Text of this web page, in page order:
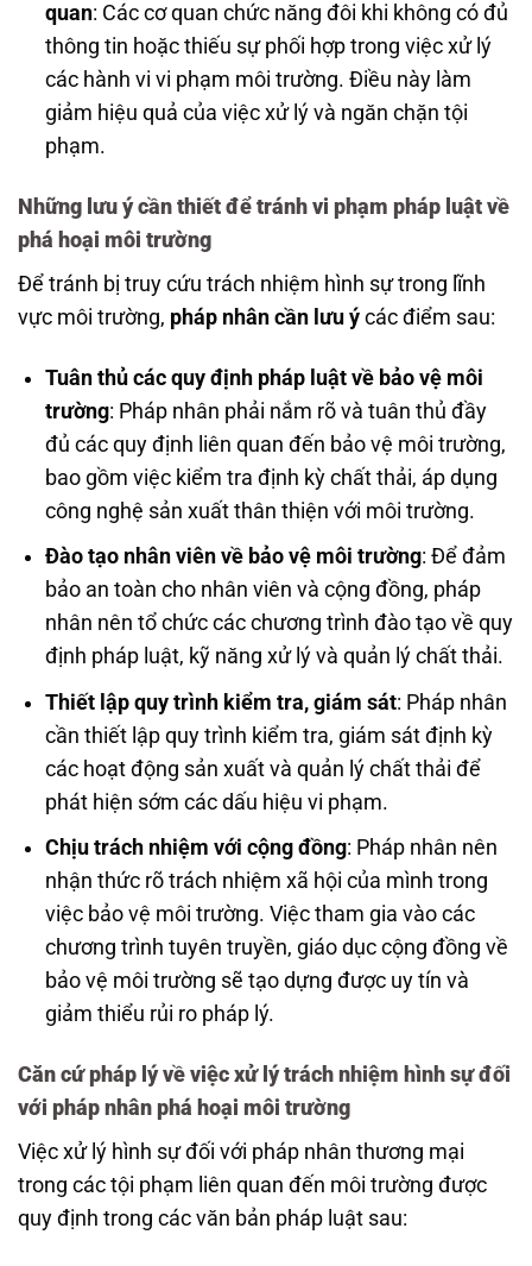
quan: Các cơ quan chức năng đôi khi không có đủ
thông tin hoặc thiếu sự phối hợp trong việc xử lý
các hành vi vi phạm môi trường. Điều này làm
giảm hiệu quả của việc xử lý và ngăn chặn tội
phạm.
Những lưu ý cần thiết để tránh vi phạm pháp luật về
phá hoại môi trường
Để tránh bị truy cứu trách nhiệm hình sự trong lĩnh
vực môi trường, pháp nhân cần lưu ý các điểm sau:
Tuân thủ các quy định pháp luật về bảo vệ môi
trường: Pháp nhân phải nắm rõ và tuân thủ đầy
đủ các quy định liên quan đến bảo vệ môi trường,
bao gồm việc kiểm tra định kỳ chất thải, áp dụng
công nghệ sản xuất thân thiện với môi trường.
Đào tạo nhân viên về bảo vệ môi trường: Để đảm
bảo an toàn cho nhân viên và cộng đồng, pháp
nhân nên tổ chức các chương trình đào tạo về quy
định pháp luật, kỹ năng xử lý và quản lý chất thải.
Thiết lập quy trình kiểm tra, giám sát: Pháp nhân
cần thiết lập quy trình kiểm tra, giám sát định kỳ
các hoạt động sản xuất và quản lý chất thải để
phát hiện sớm các dấu hiệu vi phạm.
Chịu trách nhiệm với cộng đồng: Pháp nhân nên
nhận thức rõ trách nhiệm xã hội của mình trong
việc bảo vệ môi trường. Việc tham gia vào các
chương trình tuyên truyền, giáo dục cộng đồng về
bảo vệ môi trường sẽ tạo dựng được uy tín và
giảm thiểu rủi ro pháp lý.
Căn cứ pháp lý về việc xử lý trách nhiệm hình sự đối
với pháp nhân phá hoại môi trường
Việc xử lý hình sự đối với pháp nhân thương mại
trong các tội phạm liên quan đến môi trường được
quy định trong các văn bản pháp luật sau: